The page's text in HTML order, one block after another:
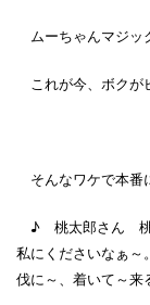
ムーちゃんマジッ
これが今、ボクが
そんなワケで本番
♪ 桃太郎さん 桃
私にくださいなぁ
伐に～、着いて～来